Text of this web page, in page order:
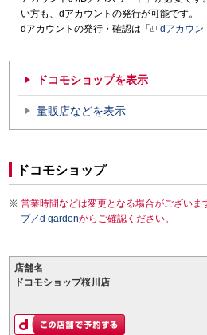
い方も、dアカウントの発行が可能です。
dアカウントの発行・確認は「
dアカウン
ドコモショップを表示
量販店などを表示
ドコモショップ
営業時間などは変更となる場合がございま
プ／d gardenからご確認ください。
店舗名
ドコモショップ桜川店